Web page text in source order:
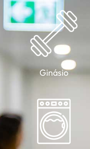
Ginásio